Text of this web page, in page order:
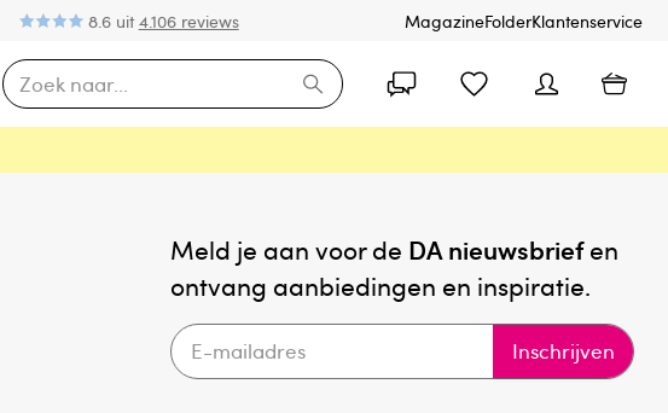
8.6 uit4.106 reviews MagazineFolderKlantenservice
Meld je aan voor de DA nieuwsbriefen
ontvang aanbiedingen en inspiratie.
Inschrijven